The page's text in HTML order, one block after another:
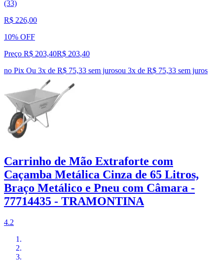
(33)
R$ 226,00
10% OFF
Preço R$ 203,40R$ 203,40
no Pix Ou 3x de R$ 75,33 sem jurosou 3x de R$ 75,33 sem juros
Carrinho de Mão Extraforte com
Caçamba Metálica Cinza de 65 Litros,
Braço Metálico e Pneu com Câmara -
77714435 - TRAMONTINA
4.2